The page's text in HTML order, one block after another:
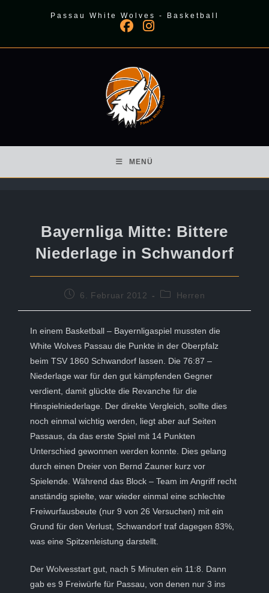
Passau White Wolves - Basketball
MENÜ
Bayernliga Mitte: Bittere
Niederlage in Schwandorf
Beitrag6. Februar 2012
Beitrags-
Herren
In einem Basketball – Bayernligaspiel mussten die
White Wolves Passau die Punkte in der Oberpfalz
beim TSV 1860 Schwandorf lassen. Die 76:87 –
Niederlage war für den gut kämpfenden Gegner
verdient, damit glückte die Revanche für die
Hinspielniederlage. Der direkte Vergleich, sollte dies
noch einmal wichtig werden, liegt aber auf Seiten
Passaus, da das erste Spiel mit 14 Punkten
Unterschied gewonnen werden konnte. Dies gelang
durch einen Dreier von Bernd Zauner kurz vor
Spielende. Während das Block – Team im Angriff recht
anständig spielte, war wieder einmal eine schlechte
Freiwurfausbeute (nur 9 von 26 Versuchen) mit ein
Grund für den Verlust, Schwandorf traf dagegen 83%,
was eine Spitzenleistung darstellt.
Der Wolvesstart gut, nach 5 Minuten ein 11:8. Dann
gab es 9 Freiwürfe für Passau, von denen nur 3 ins